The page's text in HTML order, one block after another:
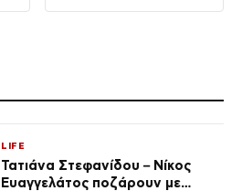
LIFE
Τατιάνα Στεφανίδου – Νίκος
Ευαγγελάτος ποζάρουν με